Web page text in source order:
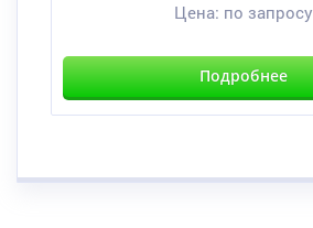
Цена: по запросу
Подробнее